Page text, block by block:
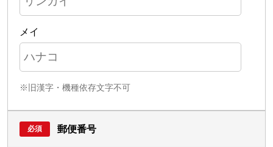
メイ
※旧漢字・機種依存文字不可
郵便番号